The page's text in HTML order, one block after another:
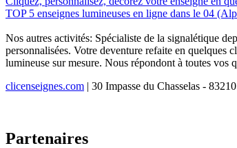
TOP 5 enseignes lumineuses en ligne dans le 04
Nos autres activités: Spécialiste de la signalétique
personnalisées. Votre deventure refaite en quelques
lumineuse sur mesure. Nous répondont à toutes vos
clicenseignes.com | 30 Impasse du Chasselas -
Partenaires